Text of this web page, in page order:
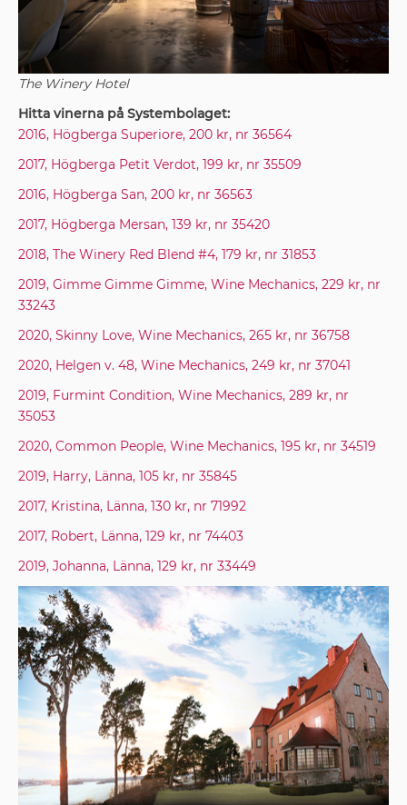
The Winery Hotel
Hitta vinerna på Systembolaget:
2016, Högberga Superiore, 200 kr, nr 36564
2017, Högberga Petit Verdot, 199 kr, nr 35509
2016, Högberga San, 200 kr, nr 36563
2017, Högberga Mersan, 139 kr, nr 35420
2018, The Winery Red Blend #4, 179 kr, nr 31853
2019, Gimme Gimme Gimme, Wine Mechanics, 229 kr, nr
33243
2020, Skinny Love, Wine Mechanics, 265 kr, nr 36758
2020, Helgen v. 48, Wine Mechanics, 249 kr, nr 37041
2019, Furmint Condition, Wine Mechanics, 289 kr, nr
35053
2020, Common People, Wine Mechanics, 195 kr, nr 34519
2019, Harry, Länna, 105 kr, nr 35845
2017, Kristina, Länna, 130 kr, nr 71992
2017, Robert, Länna, 129 kr, nr 74403
2019, Johanna, Länna, 129 kr, nr 33449